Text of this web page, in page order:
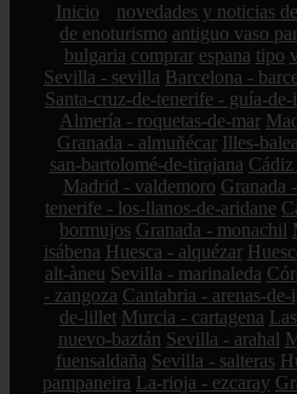
Inicio novedades y noticias
de enoturismo antiguo vaso
bulgaria comprar espana tipo
Sevilla - sevilla Barcelona -
Santa-cruz-de-tenerife - guía-de-
Almería - roquetas-de-mar
Granada - almuñécar Illes-
san-bartolomé-de-tirajana Cádiz
Madrid - valdemoro Granada
tenerife - los-llanos-de-aridane
bormujos Granada - monachil
isábena Huesca - alquézar
alt-àneu Sevilla - marinaleda
- zangoza Cantabria - arenas-de-
de-lillet Murcia - cartagena
nuevo-baztán Sevilla - arahal
fuensaldaña Sevilla - salteras
pampaneira La-rioja - ezcaray